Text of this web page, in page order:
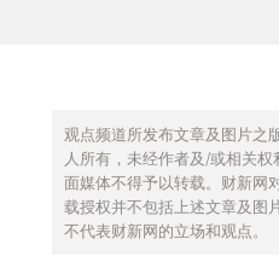
观点频道所发布文章及图片之
人所有，未经作者及/或相关
面媒体不得予以转载。财新网
载授权并不包括上述文章及图
不代表财新网的立场和观点。